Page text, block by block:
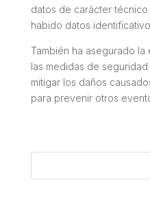
datos de carácter
habido datos
También ha asegurado
las medidas de
mitigar los daños
para prevenir otros